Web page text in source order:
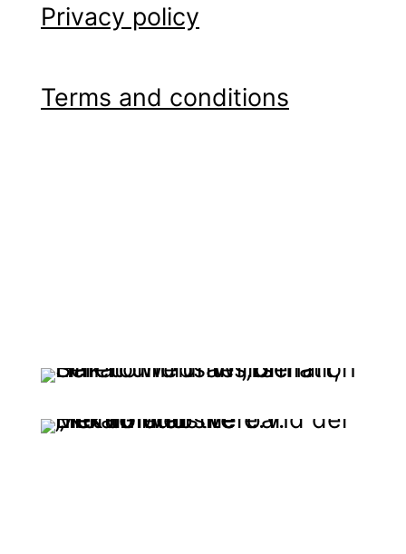
Privacy policy
Terms and conditions